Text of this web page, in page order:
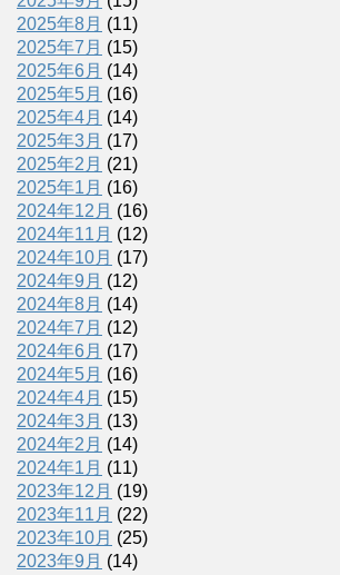
2025年8月 (11)
2025年7月 (15)
2025年6月 (14)
2025年5月 (16)
2025年4月 (14)
2025年3月 (17)
2025年2月 (21)
2025年1月 (16)
2024年12月 (16)
2024年11月 (12)
2024年10月 (17)
2024年9月 (12)
2024年8月 (14)
2024年7月 (12)
2024年6月 (17)
2024年5月 (16)
2024年4月 (15)
2024年3月 (13)
2024年2月 (14)
2024年1月 (11)
2023年12月 (19)
2023年11月 (22)
2023年10月 (25)
2023年9月 (14)